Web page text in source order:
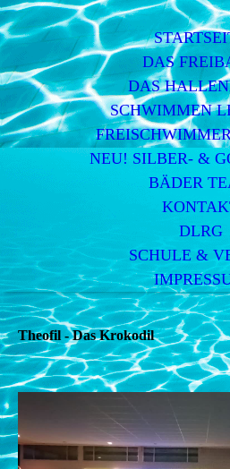
DAS
DAS
SCHWIMMEN
NEU! SILBER- &
BÄDER
DLRG
SCHULE &
Theofil - Das Krokodil